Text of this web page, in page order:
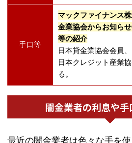
手口等
マックファイナンス
金業協会からお知ら
等の紹介
日本貸金業協会会員
日本クレジット産業
る。
闇金業者の利息や手
最近の闇金業者は色々な手を